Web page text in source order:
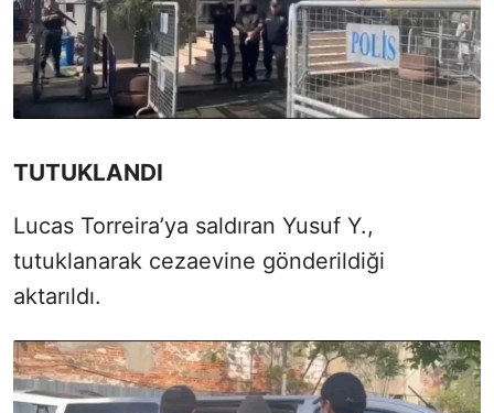
TUTUKLANDI
Lucas Torreira’ya saldıran Yusuf Y.,
tutuklanarak cezaevine gönderildiği
aktarıldı.